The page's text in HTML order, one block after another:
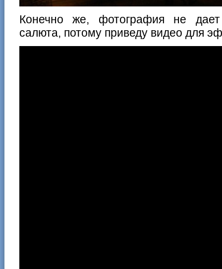
Конечно же, фотография не дает
салюта, потому приведу видео для